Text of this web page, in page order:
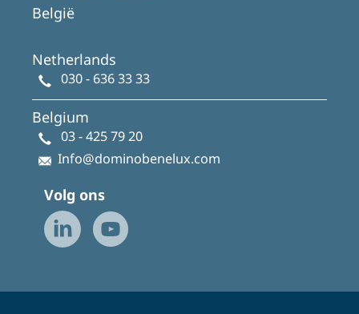
België
Netherlands
030 - 636 33 33
Belgium
03 - 425 79 20
Info@dominobenelux.com
Volg ons